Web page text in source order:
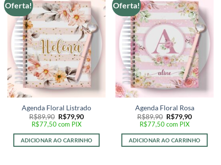
Oferta!
Adicionar
a lista de
desejos
Agenda Floral Listrado
R$89,90 O
preço
original
era:
R$89,90.
R$79,90O
é:
R$79,90.
R$77,50com PIX
ADICIONAR AO CARRINHO
Oferta!
Adicionar
a lista de
desejos
Agenda Floral Rosa
R$89,90 O
preço
original
era:
R$89,90.
R$79,90O
é:
R$79,90.
R$77,50com PIX
ADICIONAR AO CARRINHO